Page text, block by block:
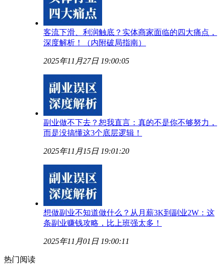
客流下滑、利润触底？实体商家面临的四大痛点，
深度解析！（内附破局指南）
2025年11月27日 19:00:05
副业做不下去？恕我直言：真的不是你不够努力，
而是没搞懂这3个底层逻辑！
2025年11月15日 19:01:20
想做副业不知道做什么？从月薪3K到副业2W：这
条副业赚钱攻略，比上班强太多！
2025年11月01日 19:00:11
热门阅读